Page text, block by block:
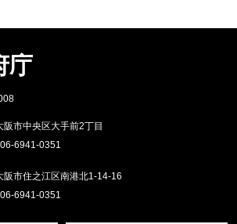
庁
市中央区大手前2丁目
6941-0351
阪市住之江区南港北1-14-16
6941-0351